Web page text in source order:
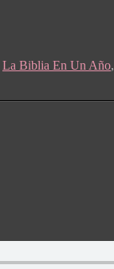
La Biblia En Un Año,